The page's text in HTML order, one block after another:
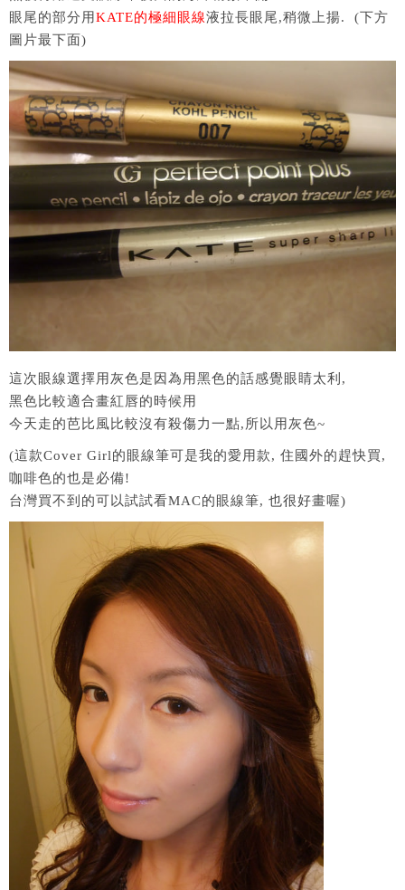
眼尾的部分用KATE的極細眼線液拉長眼尾,稍微上揚. (下方
圖片最下面)
這次眼線選擇用灰色是因為用黑色的話感覺眼睛太利,
黑色比較適合畫紅唇的時候用
今天走的芭比風比較沒有殺傷力一點,所以用灰色~
(這款Cover Girl的眼線筆可是我的愛用款, 住國外的趕快買,
咖啡色的也是必備!
台灣買不到的可以試試看MAC的眼線筆, 也很好畫喔)